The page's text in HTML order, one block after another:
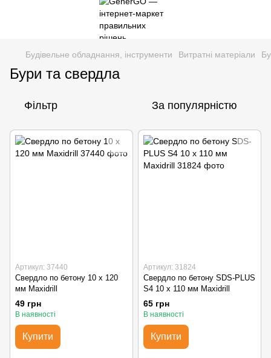
Будівельне обладнання, інструменти Витратні матеріали
Бури та свердла
Фільтр За популярністю
Артикул: 37440
Свердло по бетону 10 х 120
мм Maxidrill
49 грн
В наявності
Купити
Артикул: 31824
Свердло по бетону SDS-PLUS
S4 10 х 110 мм Maxidrill
65 грн
В наявності
Купити